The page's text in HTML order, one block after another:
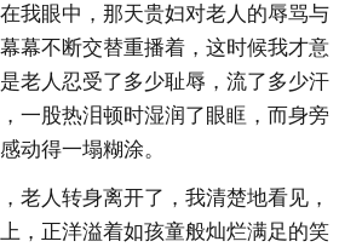
我眼中，那天贵妇对老人的辱骂与
幕不断交替重播着，这时候我才意
老人忍受了多少耻辱，流了多少汗
一股热泪顿时湿润了眼眶，而身旁
动得一塌糊涂。
老人转身离开了，我清楚地看见，
，正洋溢着如孩童般灿烂满足的笑